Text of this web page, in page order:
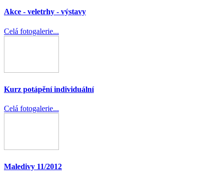
Akce - veletrhy - výstavy
Celá fotogalerie...
Kurz potápění individuální
Celá fotogalerie...
Maledivy 11/2012